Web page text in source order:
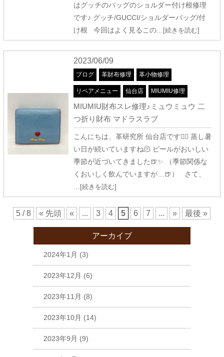
はグッチのバッグのショルダー付け根修理
です♪ グッチ/GUCCI/ショルダーバッグ/付
け根 今回はよく見るこの…[続きを読む]
2023/06/09
ブログ 革財布修理 革小物修理
リペアメニュー 仙台店 MIUMIU修理
MIUMIU財布スレ修理♪ミュウミュウ 二
つ折り財布 マドラスラブ
こんにちは、革研究所 仙台店です🧚‍♀️ 蒸し暑
い日が続いていますね🫠 ビールがおいしい
季節が近づいてきました🍺✨ （季節関係な
くおいしく飲んでいますが…🍺） さて、
…[続きを読む]
5 / 8 « 先頭 « ... 3 4 5 6 7 ... » 最後 »
アーカイブ
2024年1月 (3)
2023年12月 (6)
2023年11月 (8)
2023年10月 (14)
2023年9月 (9)